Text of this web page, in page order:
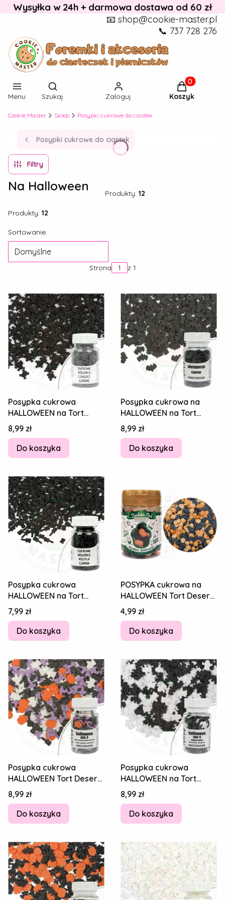
Wysyłka w 24h + darmowa dostawa od 60 zł
📧 shop@cookie-master.pl
📞 737 728 276
Menu
Otwórz wyszukiwarkę
Szukaj Zaloguj
Produkty w
Koszyk
Cookie Master Sklep Posypki cukrowe do ciastek
Posypki cukrowe do ciastek
Filtry
Na Halloween Produkty: 12
Produkty: 12
Lista produktów
Sortowanie:
Domyślne
Strona z 1
Posypka cukrowa
HALLOWEEN na Tort
Pierniki Lody TRUPIE
CZASZKI CZARNE 30g
Cena
8,99 zł
Do koszyka
Posypka cukrowa na
HALLOWEEN na Tort
Deser Pierniki CZARNE
NIETOPERZE 30g
Cena
8,99 zł
Do koszyka
Posypka cukrowa
HALLOWEEN na Tort
Deser Pierniki Lody
CZARNE MIOTŁY 30g
Cena
7,99 zł
Do koszyka
POSYPKA cukrowa na
HALLOWEEN Tort Deser
Dekorpol DYNIE I
NIETOPERZE MIX 40g
Cena
4,99 zł
Do koszyka
Posypka cukrowa
HALLOWEEN Tort Deser
DYNIE DUCHY MIOTŁY
KAPELUSZE MIX 3 30g
Cena
8,99 zł
Do koszyka
Posypka cukrowa
HALLOWEEN na Tort
LATAJĄCE UPIORY DUCHY
NIETOPERZE MIX 30g
Cena
8,99 zł
Do koszyka